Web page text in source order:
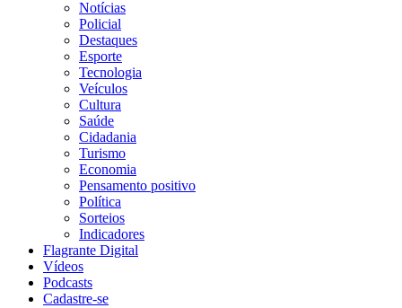
Notícias
Policial
Destaques
Esporte
Tecnologia
Veículos
Cultura
Saúde
Cidadania
Turismo
Economia
Pensamento positivo
Política
Sorteios
Indicadores
Flagrante Digital
Vídeos
Podcasts
Cadastre-se